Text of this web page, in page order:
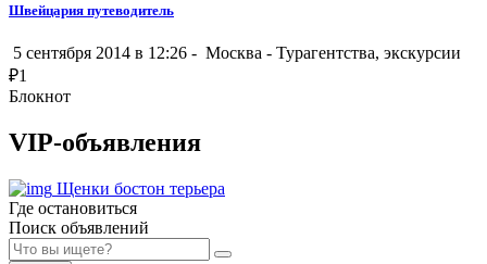
Швейцария путеводитель
5 сентября 2014 в 12:26 - Москва - Турагентства, экскурсии
₽1
Блокнот
VIP-объявления
Щенки бостон терьера
Где остановиться
Поиск объявлений